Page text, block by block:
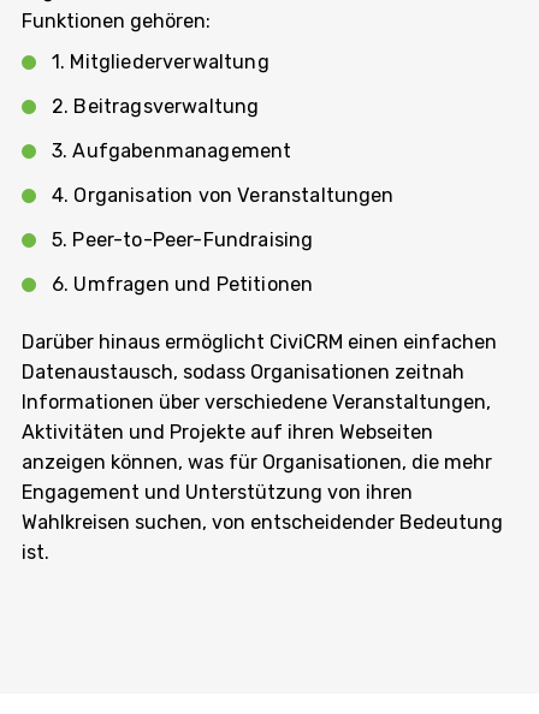
Funktionen gehören:
1. Mitgliederverwaltung
2. Beitragsverwaltung
3. Aufgabenmanagement
4. Organisation von Veranstaltungen
5. Peer-to-Peer-Fundraising
6. Umfragen und Petitionen
Darüber hinaus ermöglicht CiviCRM einen einfachen
Datenaustausch, sodass Organisationen zeitnah
Informationen über verschiedene Veranstaltungen,
Aktivitäten und Projekte auf ihren Webseiten
anzeigen können, was für Organisationen, die mehr
Engagement und Unterstützung von ihren
Wahlkreisen suchen, von entscheidender Bedeutung
ist.